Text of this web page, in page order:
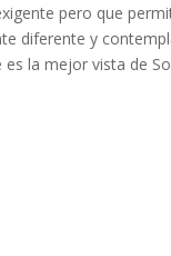
pero que
diferente y
la mejor vista de